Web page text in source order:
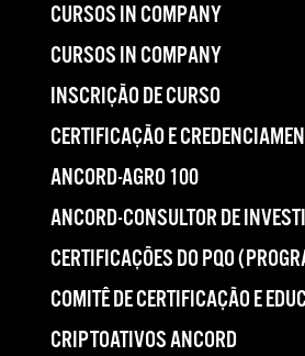
CURSOS IN COMPANY
CURSOS IN COMPANY
INSCRIÇÃO DE CURSO
CERTIFICAÇÃO E
ANCORD-AGRO 100
ANCORD-CONSULTOR DE
CERTIFICAÇÕES DO PQO
COMITÊ DE CERTIFICAÇÃO E
CRIPTOATIVOS ANCORD